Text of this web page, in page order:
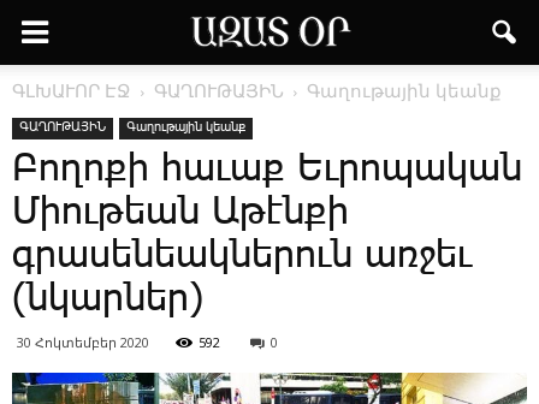
ԳԼԽԱՒՈՐ ԷՋ ԳԱՂՈՒԹԱՅԻՆ Գաղութային կեանք
ԳԱՂՈՒԹԱՅԻՆ Գաղութային կեանք
Բողոքի հաւաք Եւրոպական
Միութեան Աթէնքի
գրասենեակներուն առջեւ
(նկարներ)
30 Հոկտեմբեր 2020 592 0